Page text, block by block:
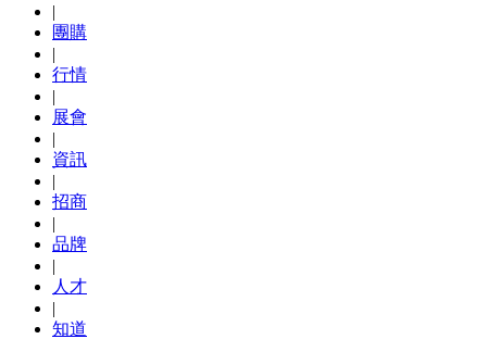
|
團購
|
行情
|
展會
|
資訊
|
招商
|
品牌
|
人才
|
知道